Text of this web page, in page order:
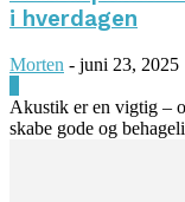
i hverdagen
Morten - juni 23, 2025
Akustik er en vigtig –
skabe gode og